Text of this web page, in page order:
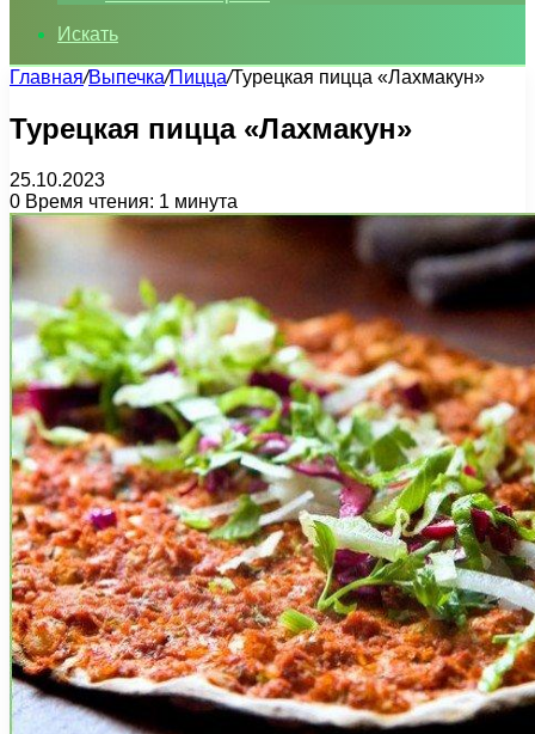
Искать
Главная/Выпечка/Пицца/Турецкая пицца «Лахмакун»
Турецкая пицца «Лахмакун»
25.10.2023
0 Время чтения: 1 минута